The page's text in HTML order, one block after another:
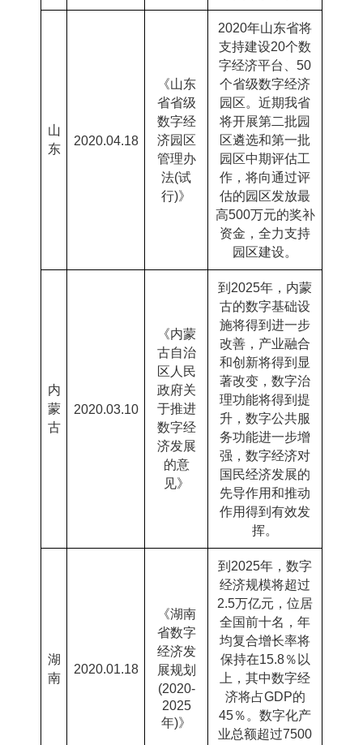
山
东
2020.04.18
《山东
省省级
数字经
济园区
管理办
法(试
行)》
2020年山东省将
支持建设20个数
字经济平台、 50
个省级数字经济
园区。近期我省
将开展第二批园
区遴选和第一批
园区中期评估工
作，将向通过评
估的园区发放最
高500万元的奖补
资金，全力支持
园区建设。
内
蒙
古
2020.03.10
《内蒙
古自治
区人民
政府关
于推进
数字经
济发展
的意
见》
到 2025年，内蒙
古的数字基础设
施将得到进一步
改善，产业融合
和创新将得到显
著改变，数字治
理功能将得到提
升，数字公共服
务功能进一步增
强，数字经济对
国民经济发展的
先导作用和推动
作用得到有效发
挥。
湖
南
2020.01.18
《湖南
省数字
经济发
展规划
(2020-
2025
年)》
到 2025年，数字
经济规模将超过
2.5万亿元，位居
全国前十名，年
均复合增长率将
保持在15.8％以
上，其中数字经
济将占GDP的
45％。数字化产
业总额超过7500